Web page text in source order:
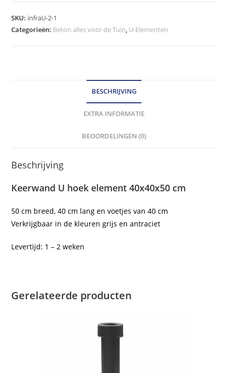
ELEMENT
40X40X50
SKU: infraU-2-1
Categorieën: Beton alles voor de Tuin, U-Elementen
BESCHRIJVING
EXTRA INFORMATIE
BEOORDELINGEN (0)
Beschrijving
Keerwand U hoek element 40x40x50 cm
50 cm breed, 40 cm lang en voetjes van 40 cm
Verkrijgbaar in de kleuren grijs en antraciet
Levertijd: 1 – 2 weken
Gerelateerde producten